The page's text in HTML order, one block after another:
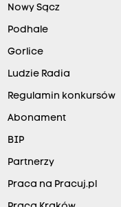
Nowy Sącz
Podhale
Gorlice
Ludzie Radia
Regulamin konkursów
Abonament
BIP
Partnerzy
Praca na Pracuj.pl